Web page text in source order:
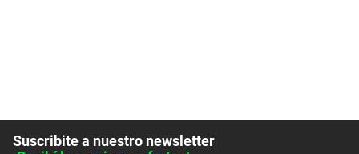
Suscribite a nuestro newsletter